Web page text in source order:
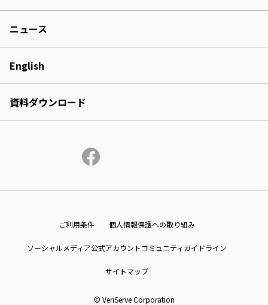
ニュース
English
資料ダウンロード
ご利用条件 個人情報保護への取り組み
ソーシャルメディア公式アカウントコミュニティガイドライン
サイトマップ
© VeriServe Corporation